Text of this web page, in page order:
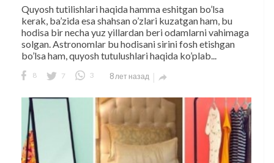
Quyosh tutilishlari haqida hamma eshitgan bo’lsa
kerak, ba’zida esa shahsan o’zlari kuzatgan ham, bu
hodisa bir necha yuz yillardan beri odamlarni vahimaga
solgan. Astronomlar bu hodisani sirini fosh etishgan
bo’lsa ham, quyosh tutulushlari haqida ko’plab...
8 7 3 8 лет назад 